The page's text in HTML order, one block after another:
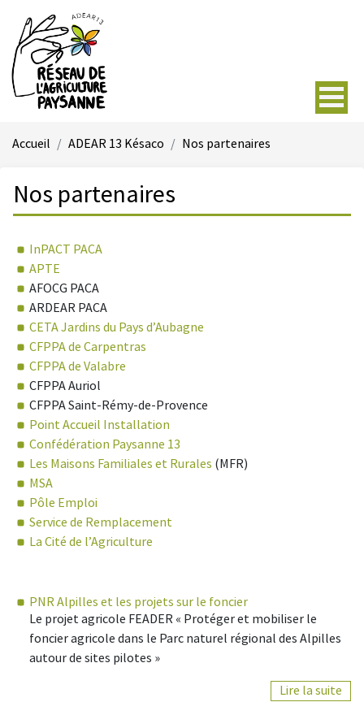
Accueil ADEAR 13 Késaco Nos partenaires
Nos partenaires
InPACT PACA
APTE
AFOCG PACA
ARDEAR PACA
CETA Jardins du Pays d’Aubagne
CFPPA de Carpentras
CFPPA de Valabre
CFPPA Auriol
CFPPA Saint-Rémy-de-Provence
Point Accueil Installation
Confédération Paysanne 13
Les Maisons Familiales et Rurales (MFR)
MSA
Pôle Emploi
Service de Remplacement
La Cité de l’Agriculture
PNR Alpilles et les projets sur le foncier
Le projet agricole FEADER « Protéger et mobiliser le
foncier agricole dans le Parc naturel régional des Alpilles
autour de sites pilotes »
Lire la suite